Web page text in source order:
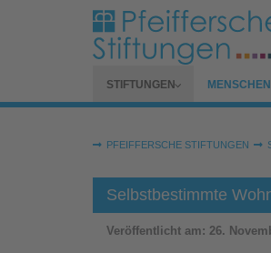
Zum Hauptinhalt springen
SUBMENU FOR
STIFTUNGEN SUBMENU
Sie sind hier:
PFEIFFERSCHE STIFTUNGEN
Selbstbestimmte
Veröffentlicht am: 26.